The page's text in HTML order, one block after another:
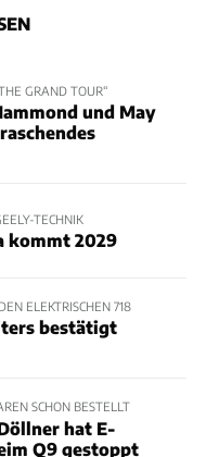
GRAND TOUR“
und May
TECHNIK
kommt 2029
ELEKTRISCHEN 718
bestätigt
SCHON BESTELLT
hat E-
Q9 gestoppt